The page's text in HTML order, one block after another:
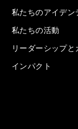
私たちのアイデン
私たちの活動
リーダーシップと
インパクト